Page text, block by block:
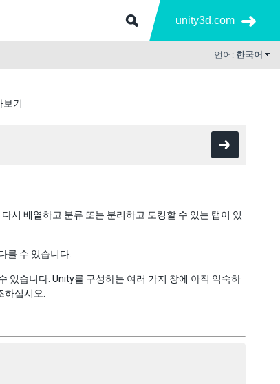
unity3d.com
언어: 한국어
보기
시 배열하고 분류 또는 분리하고 도킹할 수 있는 탭이 있
를 수 있습니다.
있습니다. Unity를 구성하는 여러 가지 창에 아직 익숙하
하십시오.